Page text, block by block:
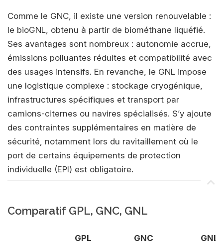
Comme le GNC, il existe une version renouvelable :
le bioGNL, obtenu à partir de biométhane liquéfié.
Ses avantages sont nombreux : autonomie accrue,
émissions polluantes réduites et compatibilité avec
des usages intensifs. En revanche, le GNL impose
une logistique complexe : stockage cryogénique,
infrastructures spécifiques et transport par
camions-citernes ou navires spécialisés. S’y ajoute
des contraintes supplémentaires en matière de
sécurité, notamment lors du ravitaillement où le
port de certains équipements de protection
individuelle (EPI) est obligatoire.
Comparatif GPL, GNC, GNL
GPL GNC GNL